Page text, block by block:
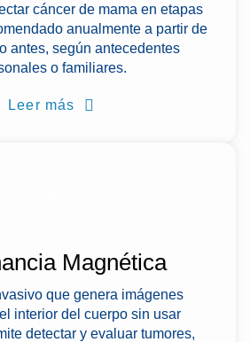
cáncer de mama en etapas
anualmente a partir de
antes, según antecedentes
o familiares.
Leer más
Magnética
que genera imágenes
interior del cuerpo sin usar
detectar y evaluar tumores,